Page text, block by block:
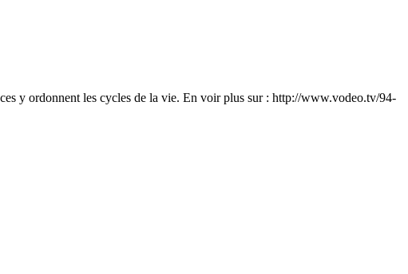
y ordonnent les cycles de la vie. En voir plus sur : http://www.vodeo.tv/94-